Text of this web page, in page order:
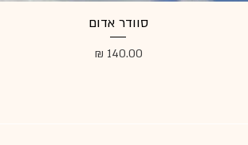
סוודר אדום
מחיר